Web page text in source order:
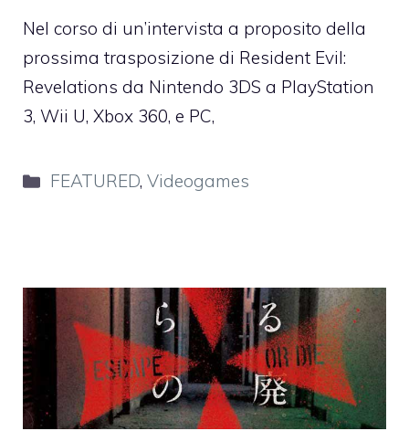
Nel corso di un’intervista a proposito della
prossima trasposizione di Resident Evil:
Revelations da Nintendo 3DS a PlayStation
3, Wii U, Xbox 360, e PC,
Categorie
FEATURED,Videogames